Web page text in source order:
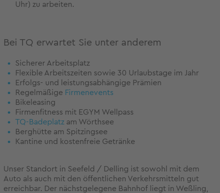
Uhr) zu arbeiten.
Bei TQ erwartet Sie unter anderem
Sicherer Arbeitsplatz
Flexible Arbeitszeiten sowie 30 Urlaubstage im Jahr
Erfolgs- und leistungsabhängige Prämien
Regelmäßige Firmenevents
Bikeleasing
Firmenfitness mit EGYM Wellpass
TQ-Badeplatz am Wörthsee
Berghütte am Spitzingsee
Kantine und kostenfreie Getränke
Unser Standort in Seefeld / Delling ist sowohl mit dem
Auto als auch mit den öffentlichen Verkehrsmitteln gut
erreichbar. Der nächstgelegene Bahnhof liegt in Weßling,